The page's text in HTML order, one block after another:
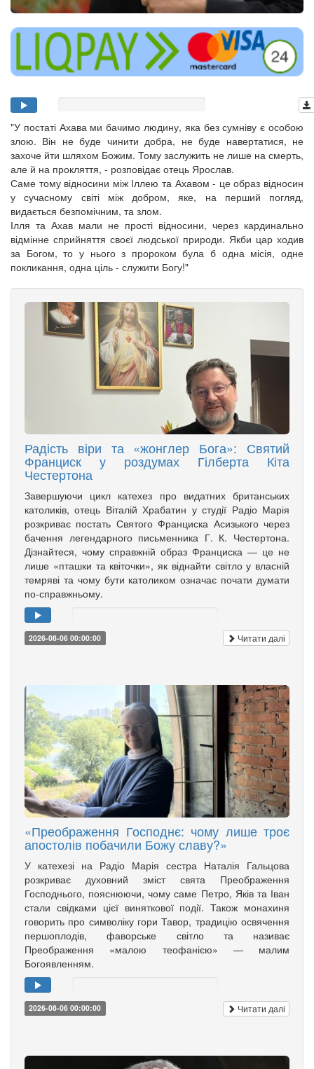
"У постаті Ахава ми бачимо людину, яка без сумніву є особою
злою. Він не буде чинити добра, не буде навертатися, не
захоче йти шляхом Божим. Тому заслужить не лише на смерть,
але й на прокляття, - розповідає отець Ярослав.
Саме тому відносини між Іллею та Ахавом - це образ відносин
у сучасному світі між добром, яке, на перший погляд,
видається безпомічним, та злом.
Ілля та Ахав мали не прості відносини, через кардинально
відмінне сприйняття своєї людської природи. Якби цар ходив
за Богом, то у нього з пророком була б одна місія, одне
покликання, одна ціль - служити Богу!"
Радість віри та «жонглер Бога»: Святий
Франциск у роздумах Гілберта Кіта
Честертона
Завершуючи цикл катехез про видатних британських
католиків, отець Віталій Храбатин у студії Радіо Марія
розкриває постать Святого Франциска Асизького через
бачення легендарного письменника Г. К. Честертона.
Дізнайтеся, чому справжній образ Франциска — це не
лише «пташки та квіточки», як віднайти світло у власній
темряві та чому бути католиком означає почати думати
по-справжньому.
2026-08-06 00:00:00 Читати далі
«Преображення Господнє: чому лише троє
апостолів побачили Божу славу?»
У катехезі на Радіо Марія сестра Наталія Гальцова
розкриває духовний зміст свята Преображення
Господнього, пояснюючи, чому саме Петро, Яків та Іван
стали свідками цієї виняткової події. Також монахиня
говорить про символіку гори Тавор, традицію освячення
першоплодів, фаворське світло та називає
Преображення «малою теофанією» — малим
Богоявленням.
2026-08-06 00:00:00 Читати далі